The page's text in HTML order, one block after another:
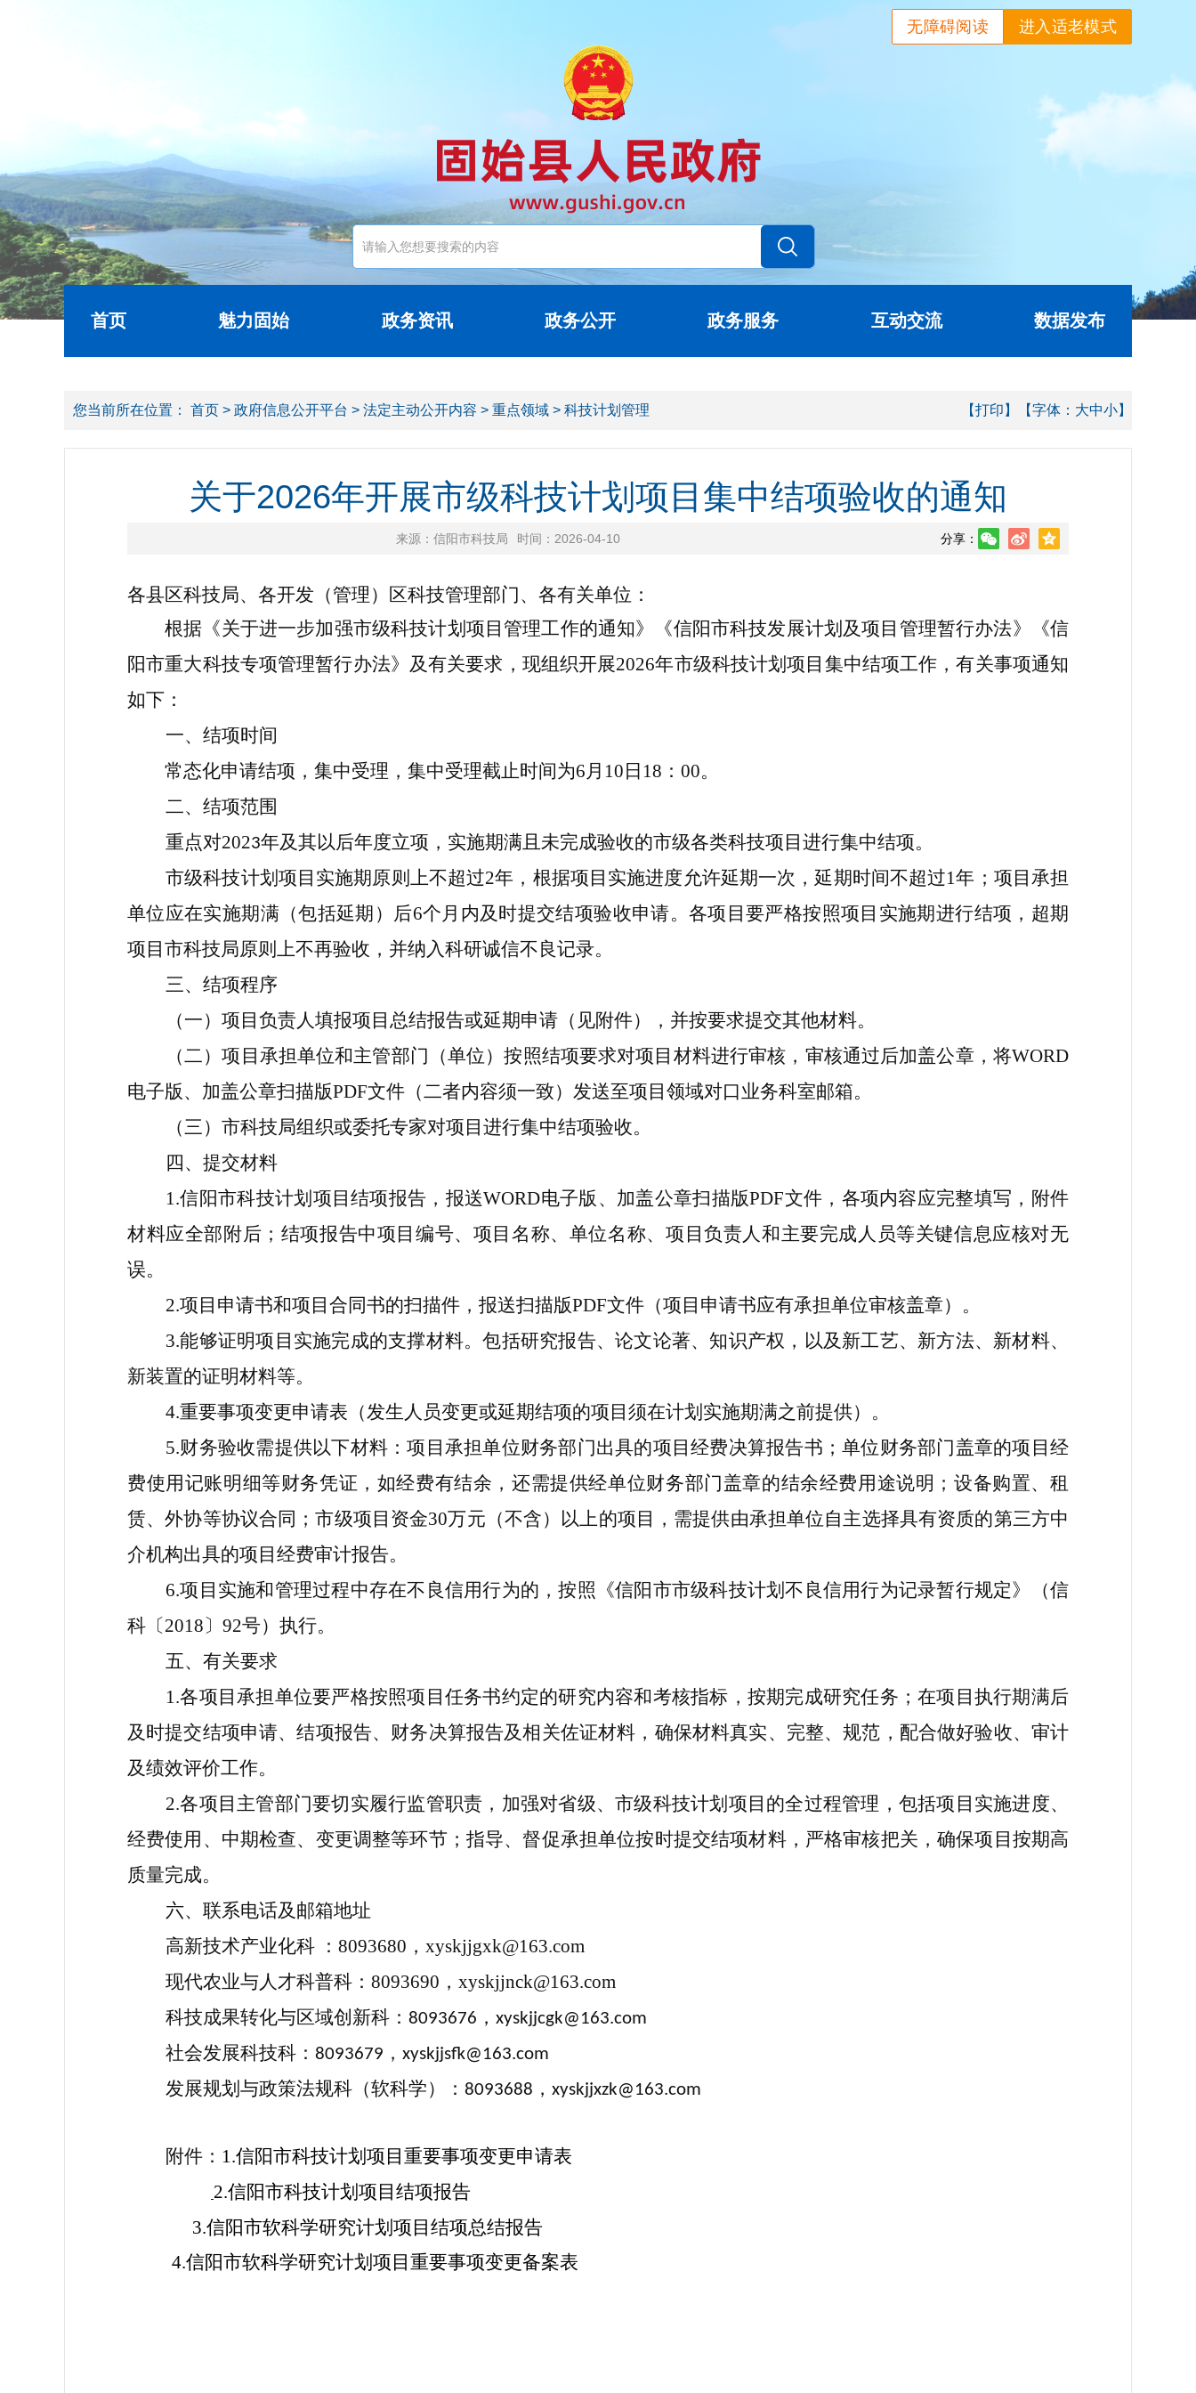
进入适老模式
无障碍阅读
首页 魅力固始 政务资讯 政务公开 政务服务 互动交流 数据发布
您当前所在位置： 首页 > 政府信息公开平台 > 法定主动公开内容 > 重点领域 > 科技计划管理 【打印】 【字体： 大中小】
关于2026年开展市级科技计划项目集中结项验收的通知
来源：信阳市科技局 时间：2026-04-10 分享：
各县区科技局、各开发（管理）区科技管理部门、各有关单位：
根据《关于进一步加强市级科技计划项目管理工作的通知》《信阳市科技发展计划及项目管理暂行办法》《信
阳市重大科技专项管理暂行办法》及有关要求，现组织开展2026年市级科技计划项目集中结项工作，有关事项通知
如下：
一、 结项时间
常态化申请结项，集中受理， 集中受理截止时间为6月 10 日 18 ： 00。
二、结项范围
重点对2023年及其以后年度立项，实施期满且未完成验收的市级各类科技项目进行集中结项。
市级科技计划项目实施期原则上不超过2年，根据项目实施进度允许延期一次，延期时间不超过1年；项目承担
单位应在实施期满（包括延期）后6个月内及时提交结项验收申请。各项目要严格按照项目实施期进行结项，超期
项目市科技局原则上不再验收，并纳入科研诚信不良记录。
三、结项程序
（一）项目负责人填报项目总结报告或延期申请（见附件），并按要求提交其他材料。
（二）项目承担单位和主管部门（单位）按照结项要求对项目材料进行审核，审核通过后加盖公章，将WORD
电子版、加盖公章扫描版PDF文件（二者内容须一致）发送至项目领域对口业务科室邮箱。
（三）市科技局组织或委托专家对项目进行集中结项验收。
四、 提交材料
1.信阳市科技计划项目结项报告，报送WORD电子版、加盖公章扫描版PDF文件，各项内容应完整填写 ， 附件
材料应全部附后；结项报告中项目编号、项目名称、单位名称、项目负责人和主要完成人员等关键信息应核对无
误。
2.项目申请书和项目合同书的扫描件，报送扫描版PDF文件（项目申请书应有承担单位审核盖章）。
3.能够证明项目实施完成的支撑材料。包括研究报告、论文论著、知识产权，以及新工艺、新方法、新材料、
新装置的证明材料等。
4.重要事项变更申请表（发生人员变更或延期结项的项目须在计划实施期满之前提供）。
5.财务验收需提供以下材料：项目承担单位财务部门出具的项目经费决算报告书；单位财务部门盖章的项目经
费使用记账明细等财务凭证，如经费有结余，还需提供经单位财务部门盖章的结余经费用途说明；设备购置、租
赁、外协等协议合同；市级项目资金30万元（不含）以上的项目，需提供由承担单位自主选择具有资质的第三方中
介机构出具的项目经费审计报告。
6.项目实施和管理过程中存在不良信用行为的，按照《信阳市市级科技计划不良信用行为记录暂行规定》（信
科〔2018〕 92号）执行。
五、 有关要求
1.各项目承担单位要严格按照项目任务书约定的研究内容和考核指标，按期完成研究任务；在项目执行期满后
及时提交结项申请、结项报告、财务决算报告及相关佐证材料，确保材料真实、完整、规范，配合做好验收、审计
及绩效评价工作。
2.各项目主管部门要切实履行监管职责，加强对省级、市级科技计划项目的全过程管理，包括项目实施进度、
经费使用、中期检查、变更调整等环节；指导、督促承担单位按时提交结项材料，严格审核把关，确保项目按期高
质量完成。
六、 联系电话及邮箱地址
高新技术产业化科 ： 8093680 ， xyskjjgxk@163.com
现代农业与人才科普科： 8093690 ， xyskjjnck@163.com
科技成果转化与区域创新科： 8093676 ， xyskjjcgk@163.com
社会发展科技科： 8093679 ， xyskjjsfk@163.com
发展规划与政策法规科（软科学）： 8093688 ， xyskjjxzk@163.com
附件： 1.信阳市科技计划项目重要事项变更申请表
2.信阳市科技计划项目结项报告
3.信阳市软科学研究计划项目结项总结报告
4.信阳市软科学研究计划项目重要事项变更备案表